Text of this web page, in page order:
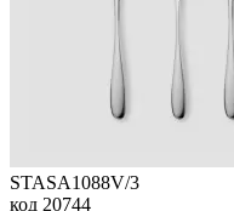
STASA1088V/3
код 20744